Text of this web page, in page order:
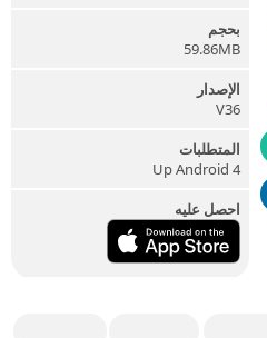
بحجم
59.86MB
الإصدار
V36
المتطلبات
Up Android 4
احصل عليه